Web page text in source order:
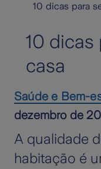
10 dicas para
10 dicas
casa
Saúde e Bem-
dezembro de
A qualidade
habitação é